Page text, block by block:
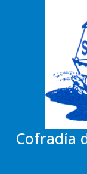
Cofradía